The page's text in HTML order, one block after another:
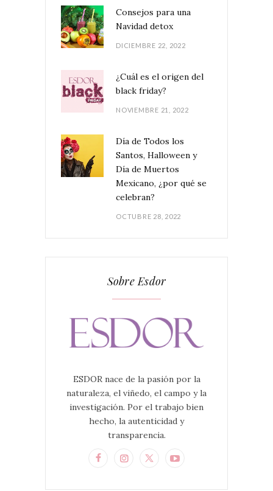
Consejos para una
Navidad detox
DICIEMBRE 22, 2022
¿Cuál es el origen del
black friday?
NOVIEMBRE 21, 2022
Día de Todos los
Santos, Halloween y
Día de Muertos
Mexicano, ¿por qué se
celebran?
OCTUBRE 28, 2022
Sobre Esdor
ESDOR nace de la pasión por la
naturaleza, el viñedo, el campo y la
investigación. Por el trabajo bien
hecho, la autenticidad y
transparencia.